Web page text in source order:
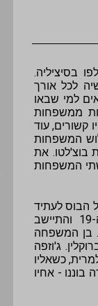
בסיציליה.
לכל אורך
למי שבאו
ממשפחות
קשורים, עוד
המשפחות
בוצ'לטו. את
שתי המשפחות
הבוס לעתיד
ג'וזף בוננו. ג'וזפה בוננו הגיע לארה"ב מתישהו בשנות התשעים של המאה ה-19 והתיישב
בן המשפחה
ג'וזפה
כשאליו
בוננו - אחיו